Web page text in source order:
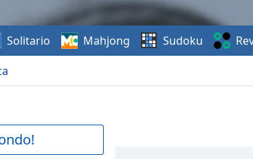
Solitario Mahjong Sudoku